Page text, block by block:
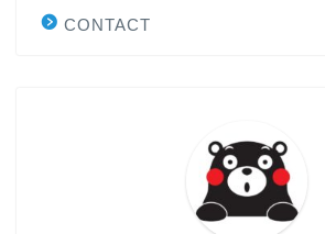
CONTACT
大学入試英語
英語名言・格言・
い英語＆素敵な英